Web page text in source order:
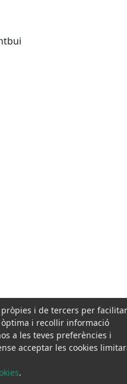
i de tercers per
i recollir informació
a les teves preferències i
acceptar les cookies
.